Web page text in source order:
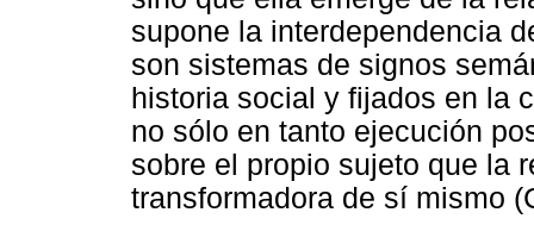
supone la interdependencia
son sistemas de signos
historia social y fijados en la
no sólo en tanto ejecución
sobre el propio sujeto que la
transformadora de sí mismo